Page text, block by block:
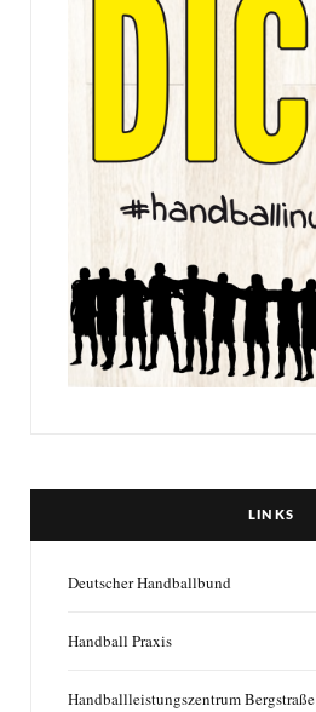
LINKS
Deutscher Handballbund
Handball Praxis
Handballleistungszentrum Bergstraße